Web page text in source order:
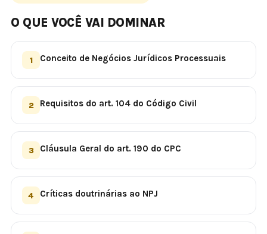
O QUE VOCÊ VAI DOMINAR
1 Conceito de Negócios Jurídicos Processuais
2 Requisitos do art. 104 do Código Civil
3 Cláusula Geral do art. 190 do CPC
4 Críticas doutrinárias ao NPJ